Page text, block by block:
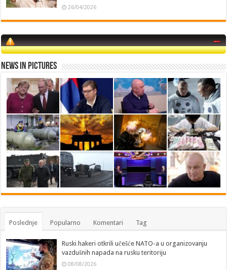
26/04/2026
News in Pictures
Poslednje Popularno Komentari Tag
Ruski hakeri otkrili učešće NATO-a u organizovanju
vazdušnih napada na rusku teritoriju
08/08/2026